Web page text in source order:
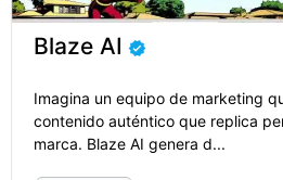
Blaze AI
Imagina un equipo de marketing
contenido auténtico que replica
marca. Blaze AI genera d...